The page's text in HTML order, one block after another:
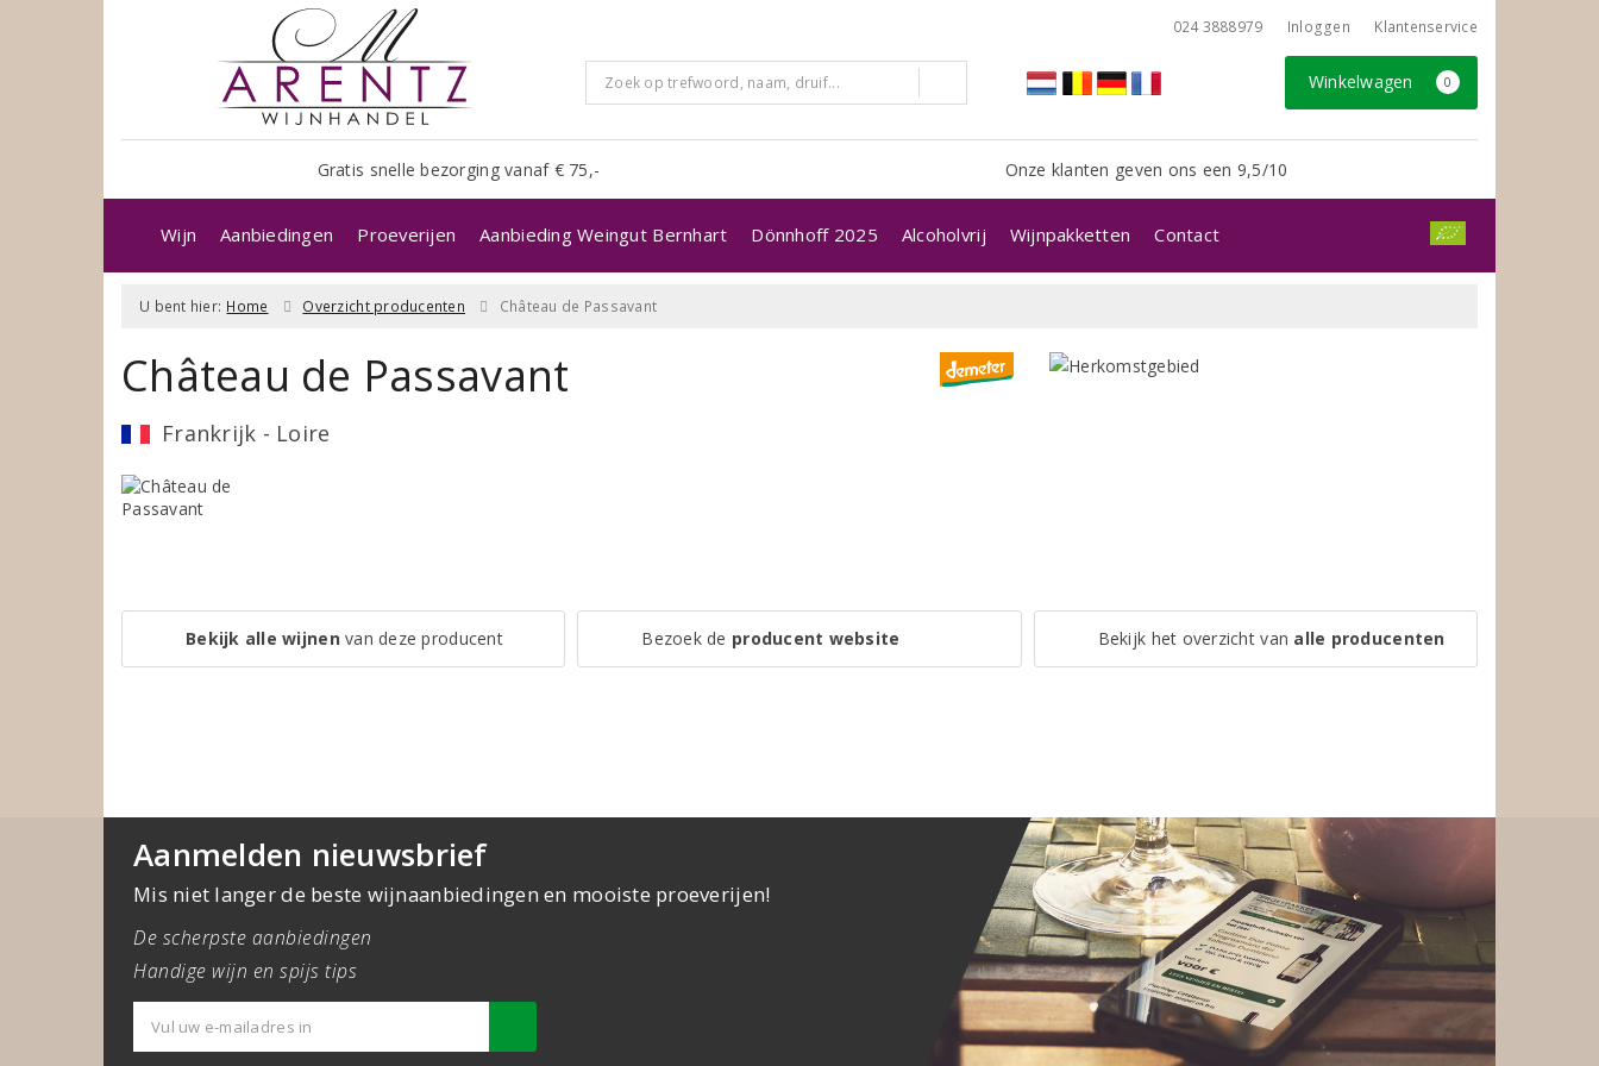
024 3888979 Inloggen Klantenservice
Winkelwagen 0
Gratis snelle bezorging vanaf € 75,- Onze klanten geven ons een 9,5/10
Wijn Aanbiedingen Proeverijen Aanbieding Weingut Bernhart Dönnhoff 2025 Alcoholvrij Wijnpakketten Contact
U bent hier: Home Overzicht producenten Château de Passavant
Château de Passavant
Frankrijk - Loire
Bekijk alle wijnenvan deze producent Bezoek de producent website Bekijk het overzicht van alle producenten
Aanmelden nieuwsbrief
Mis niet langer de beste wijnaanbiedingen en mooiste proeverijen!
De scherpste aanbiedingen
Handige wijn en spijs tips